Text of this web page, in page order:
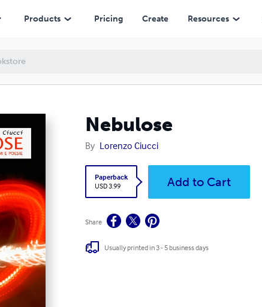
Products Pricing Create Resources
Nebulose
By Lorenzo Ciucci
Paperback
USD 3.99
Add to Cart
Share
Usually printed in 3 - 5 business days